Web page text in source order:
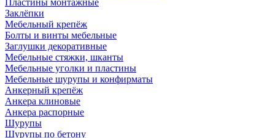
Пластины монтажные
Заклёпки
Мебельный крепёж
Болты и винты мебельные
Заглушки декоративные
Мебельные стяжки, шканты
Мебельные уголки и пластины
Мебельные шурупы и конфирматы
Анкерный крепёж
Анкера клиновые
Анкера распорные
Шурупы
Шурупы по бетону